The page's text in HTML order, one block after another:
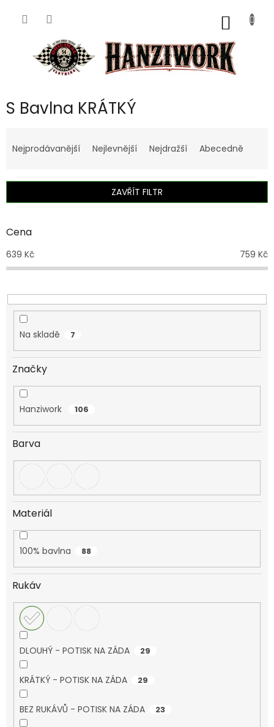
S Bavlna KRÁTKÝ
a
í
r
d
u
t
ů
Nejprodávanější Nejlevnější Nejdražší Abecedně
ZAVŘÍT FILTR
Cena
639 Kč 759 Kč
Na skladě 7
Značky
Hanziwork 106
Barva
Materiál
100% bavlna 88
Rukáv
DLOUHÝ - POTISK NA ZÁDA 29
KRÁTKÝ - POTISK NA ZÁDA 29
BEZ RUKÁVŮ - POTISK NA ZÁDA 23